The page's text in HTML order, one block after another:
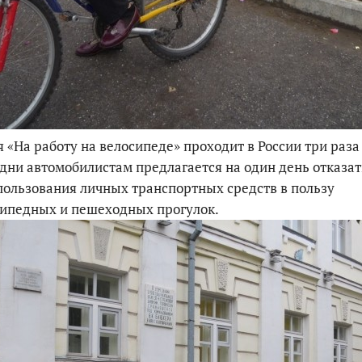
«На работу на велосипеде» проходит в России три раза
автомобилистам предлагается на один день
личных транспортных средств в пользу
и пешеходных прогулок.